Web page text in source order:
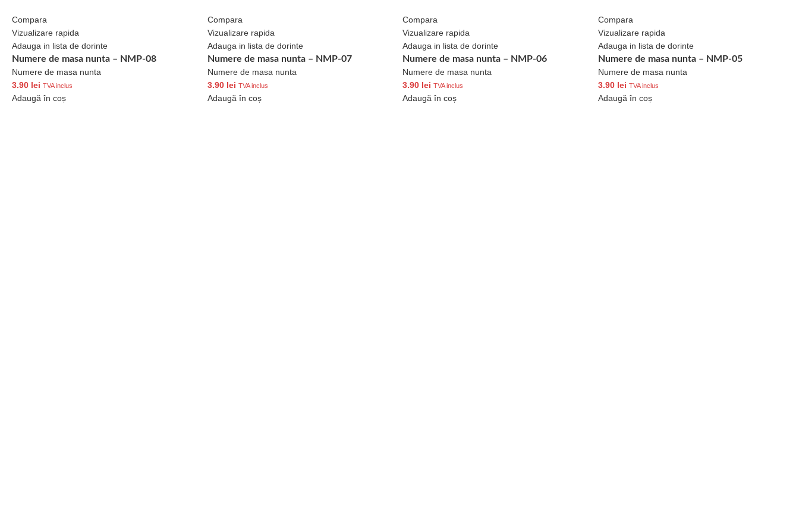
Compara
Vizualizare rapida
Adauga in lista de dorinte
Numere de masa nunta – NMP-08
Numere de masa nunta
3.90 lei TVA inclus
Adaugă în coș
Compara
Vizualizare rapida
Adauga in lista de dorinte
Numere de masa nunta – NMP-07
Numere de masa nunta
3.90 lei TVA inclus
Adaugă în coș
Compara
Vizualizare rapida
Adauga in lista de dorinte
Numere de masa nunta – NMP-06
Numere de masa nunta
3.90 lei TVA inclus
Adaugă în coș
Compara
Vizualizare rapida
Adauga in lista de dorinte
Numere de masa nunta – NMP-05
Numere de masa nunta
3.90 lei TVA inclus
Adaugă în coș